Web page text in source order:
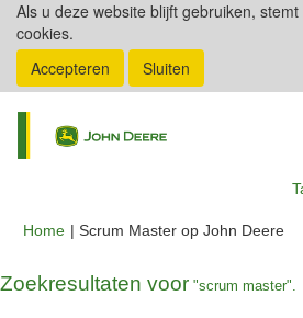
Als u deze website blijft gebruiken,
cookies.
Accepteren
Sluiten
Home | Scrum Master op John Deere
Zoekresultaten voor "scrum master".